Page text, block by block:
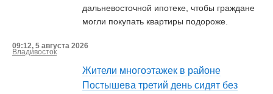
дальневосточной ипотеке, чтобы граждане
могли покупать квартиры подороже.
09:12, 5 августа 2026
Владивосток
Жители многоэтажек в районе
Постышева третий день сидят без